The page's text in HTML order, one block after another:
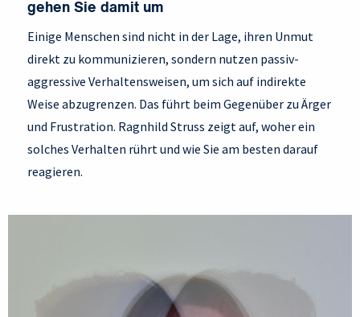
gehen Sie damit um
Einige Menschen sind nicht in der Lage, ihren Unmut
direkt zu kommunizieren, sondern nutzen passiv-
aggressive Verhaltensweisen, um sich auf indirekte
Weise abzugrenzen. Das führt beim Gegenüber zu Ärger
und Frustration. Ragnhild Struss zeigt auf, woher ein
solches Verhalten rührt und wie Sie am besten darauf
reagieren.